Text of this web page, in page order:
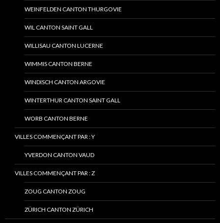
WEINFELDEN CANTON THURGOVIE
WIL CANTON SAINT GALL
WILLISAU CANTON LUCERNE
WIMMIS CANTON BERNE
WINDISCH CANTON ARGOVIE
WINTERTHUR CANTON SAINT GALL
WORB CANTON BERNE
VILLES COMMENÇANT PAR : Y
YVERDON CANTON VAUD
VILLES COMMENÇANT PAR : Z
ZOUG CANTON ZOUG
ZÜRICH CANTON ZÜRICH